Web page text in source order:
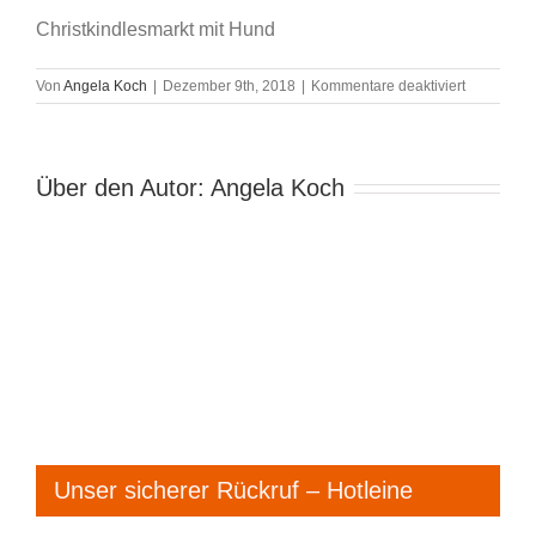
Christkindlesmarkt mit Hund
Von Angela Koch Dezember 9th, 2018 Kommentare deaktiviertfür
IMG-
Über den Autor: Angela Koch
Unser sicherer Rückruf – Hotleine